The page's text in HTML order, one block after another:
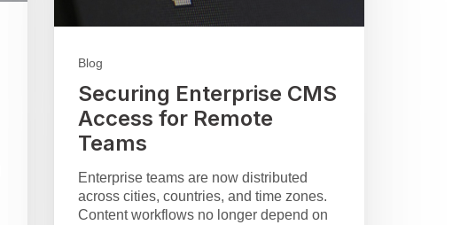
Blog
Securing Enterprise CMS
Access for Remote
Teams
Enterprise teams are now distributed
across cities, countries, and time zones.
Content workflows no longer depend on